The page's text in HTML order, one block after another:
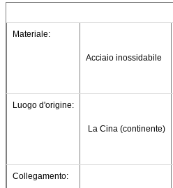
Materiale:
Acciaio inossidabile
Luogo d'origine:
La Cina (continente)
Collegamento: